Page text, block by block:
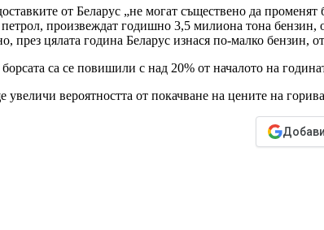
от Беларус „не могат съществено да
произвеждат годишно 3,5 милиона тона бензин,
през цялата година Беларус изнася по-малко бензин,
са се повишили с над 20% от началото на
увеличи вероятността от покачване на цените на